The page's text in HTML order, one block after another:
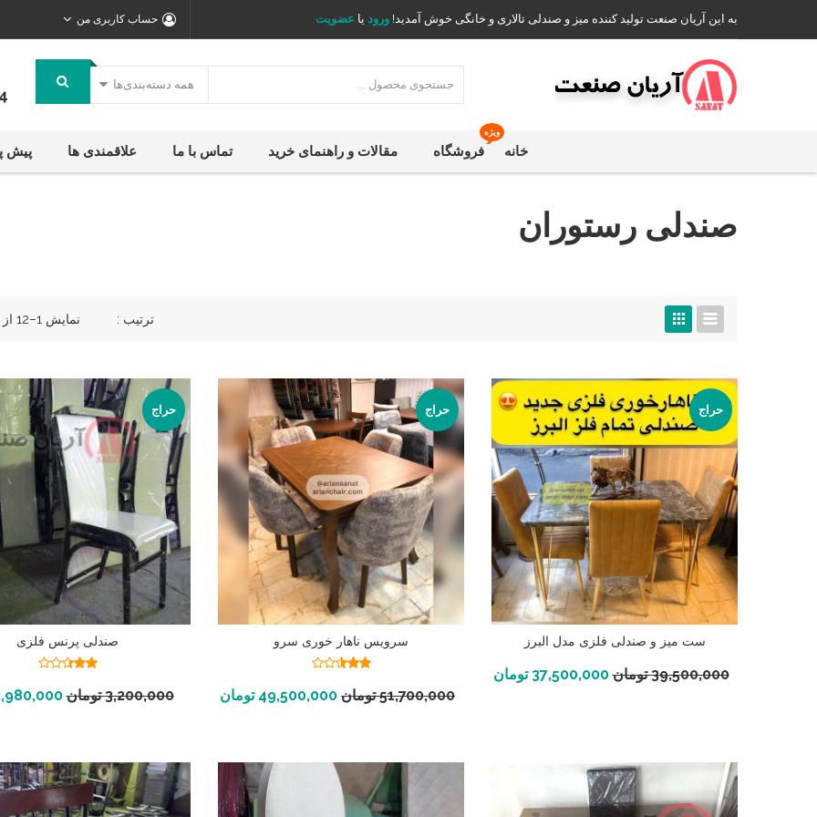
به این آریان صنعت تولید کننده میز و صندلی تالاری و خانگی خوش آمدید! ورود یا عضویت حساب کاربری من
همه دسته‌بندی‌ها
خانه فروشگاه
ویژه
مقالات و راهنمای خرید تماس با ما علاقمندی ها پیش
صندلی رستوران
نمایش 1–12 از 64 نتیجه ترتیب :
حراج
ست میز و صندلی فلزی مدل البرز
39,500,000 تومان 37,500,000 تومان افزودن به سبد خرید
حراج
سرویس ناهار خوری سرو
2.49
از 5
51,700,000 تومان 49,500,000 تومان افزودن به سبد خرید
حراج
صندلی پرنس فلزی
2.34
از 5
3,200,000 تومان
افزودن به سبد خرید